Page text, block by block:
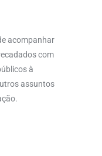
acompanhar
com
à
assuntos